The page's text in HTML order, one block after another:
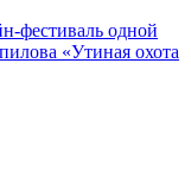
фестиваль одной
«Утиная охота